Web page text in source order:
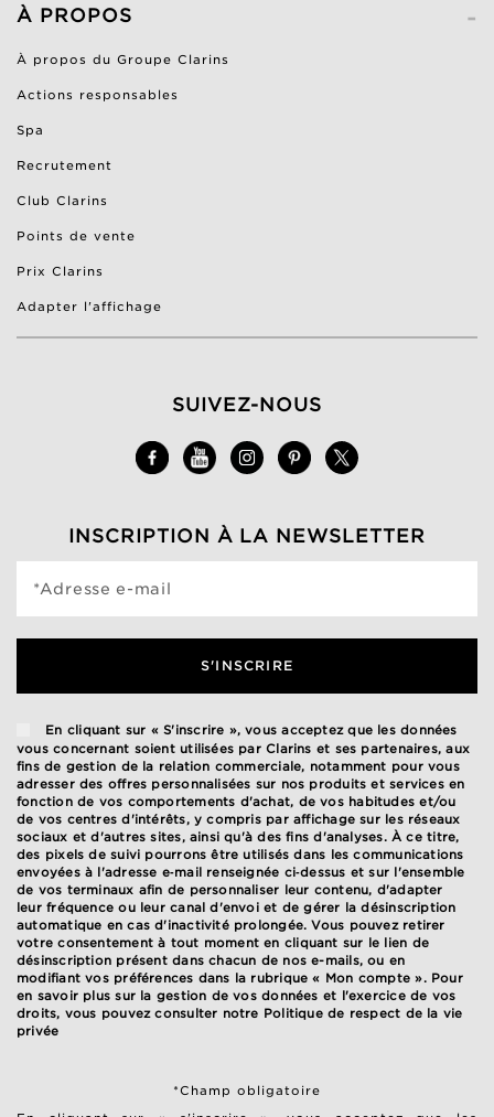
-
À PROPOS
À propos du Groupe Clarins
Actions responsables
Spa
Recrutement
Club Clarins
Points de vente
Prix Clarins
Adapter l'affichage
SUIVEZ-NOUS
INSCRIPTION À LA NEWSLETTER
*Adresse e-mail
S'INSCRIRE
En cliquant sur « S'inscrire », vous acceptez que les données
vous concernant soient utilisées par Clarins et ses partenaires, aux
fins de gestion de la relation commerciale, notamment pour vous
adresser des offres personnalisées sur nos produits et services en
fonction de vos comportements d'achat, de vos habitudes et/ou
de vos centres d'intérêts, y compris par affichage sur les réseaux
sociaux et d'autres sites, ainsi qu'à des fins d'analyses. À ce titre,
des pixels de suivi pourrons être utilisés dans les communications
envoyées à l'adresse e‑mail renseignée ci‑dessus et sur l'ensemble
de vos terminaux afin de personnaliser leur contenu, d'adapter
leur fréquence ou leur canal d'envoi et de gérer la désinscription
automatique en cas d'inactivité prolongée. Vous pouvez retirer
votre consentement à tout moment en cliquant sur le lien de
désinscription présent dans chacun de nos e-mails, ou en
modifiant vos préférences dans la rubrique « Mon compte ». Pour
en savoir plus sur la gestion de vos données et l'exercice de vos
droits, vous pouvez consulter notre Politique de respect de la vie
privée
*Champ obligatoire